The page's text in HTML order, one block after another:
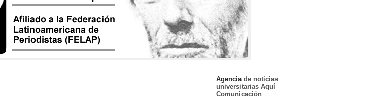
Agencia de noticias
universitarias Aquí
Comunicación